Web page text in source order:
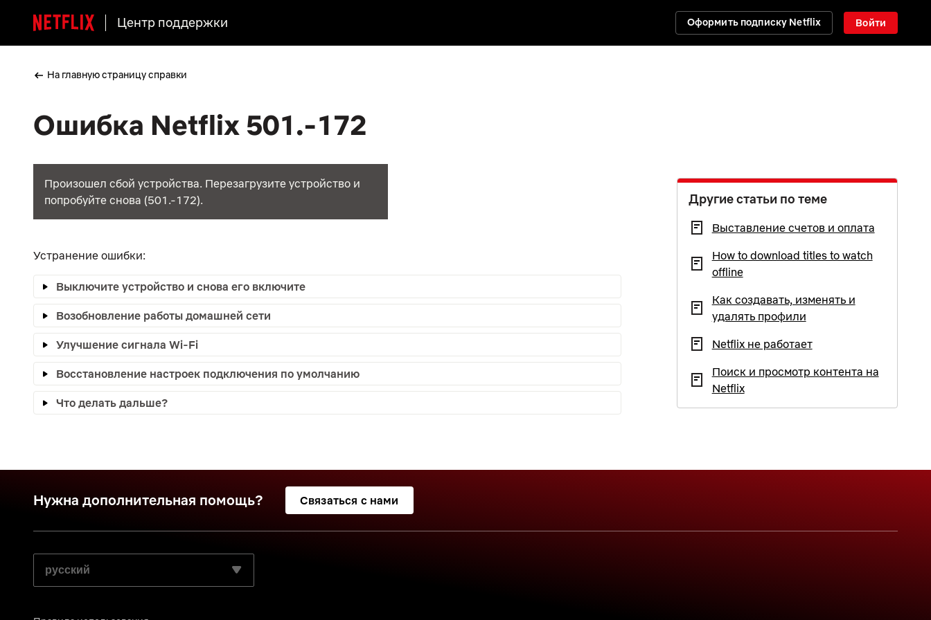
Центр поддержки Оформить подписку Netflix Войти
На главную страницу справки
Ошибка Netflix 501.-172
Произошел сбой устройства. Перезагрузите устройство и
попробуйте снова (501.-172).
Устранение ошибки:
Выключите устройство и снова его включите
Возобновление работы домашней сети
Улучшение сигнала Wi-Fi
Восстановление настроек подключения по умолчанию
Что делать дальше?
Другие статьи по теме
Выставление счетов и оплата
How to download titles to watch
offline
Как создавать, изменять и
удалять профили
Netflix не работает
Поиск и просмотр контента на
Netflix
Нужна дополнительная помощь? Связаться с нами
ВЫБЕРИТЕ ПРЕДПОЧИТАЕМЫЙ ЯЗЫК: